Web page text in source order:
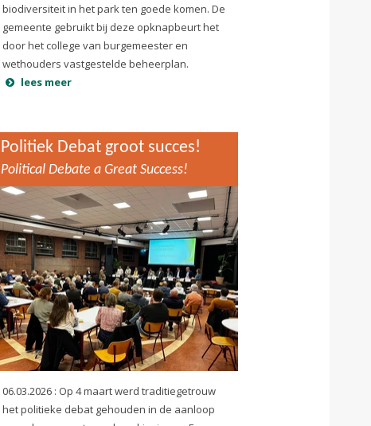
biodiversiteit in het park ten goede komen. De
gemeente gebruikt bij deze opknapbeurt het
door het college van burgemeester en
wethouders vastgestelde beheerplan.
lees meer
Politiek Debat groot succes!
Political Debate a Great Success!
06.03.2026 : Op 4 maart werd traditiegetrouw
het politieke debat gehouden in de aanloop